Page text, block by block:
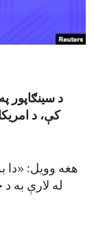
د سینګاپور
کې، د
هغه وویل: «دا
له لارې به